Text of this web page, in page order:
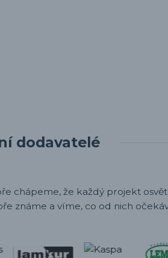
dodavatelé
chápeme, že každý projekt
známe a víme, co od nich